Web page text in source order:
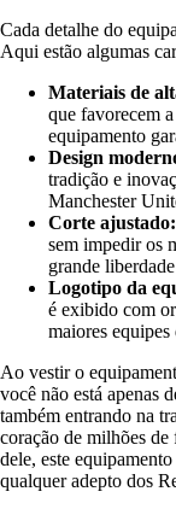
Cada detalhe do
Aqui estão algumas
Materiais de
que favorecem
equipamento
Design
tradição e
Manchester
Corte ajustado:
sem impedir os
grande
Logotipo da
é exibido com
maiores
Ao vestir o
você não está apenas
também entrando na
coração de milhões
dele, este
qualquer adepto dos